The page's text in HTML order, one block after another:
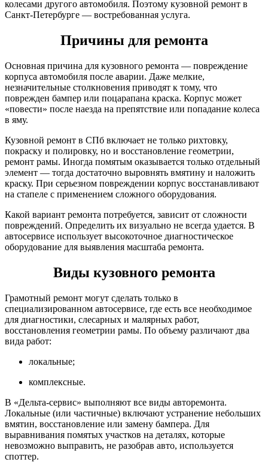
колесами другого автомобиля. Поэтому кузовной ремонт в
Санкт-Петербурге — востребованная услуга.
Причины для ремонта
Основная причина для кузовного ремонта — повреждение
корпуса автомобиля после аварии. Даже мелкие,
незначительные столкновения приводят к тому, что
поврежден бампер или поцарапана краска. Корпус может
«повести» после наезда на препятствие или попадание колеса
в яму.
Кузовной ремонт в СПб включает не только рихтовку,
покраску и полировку, но и восстановление геометрии,
ремонт рамы. Иногда помятым оказывается только отдельный
элемент — тогда достаточно выровнять вмятину и наложить
краску. При серьезном повреждении корпус восстанавливают
на стапеле с применением сложного оборудования.
Какой вариант ремонта потребуется, зависит от сложности
повреждений. Определить их визуально не всегда удается. В
автосервисе использует высокоточное диагностическое
оборудование для выявления масштаба ремонта.
Виды кузовного ремонта
Грамотный ремонт могут сделать только в
специализированном автосервисе, где есть все необходимое
для диагностики, слесарных и малярных работ,
восстановления геометрии рамы. По объему различают два
вида работ:
локальные;
комплексные.
В «Дельта-сервис» выполняют все виды авторемонта.
Локальные (или частичные) включают устранение небольших
вмятин, восстановление или замену бампера. Для
выравнивания помятых участков на деталях, которые
невозможно выправить, не разобрав авто, используется
споттер.